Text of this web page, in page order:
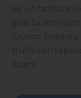
Se un familiare ti
guai fai
Trucco. Impara
truffe con
Scam!